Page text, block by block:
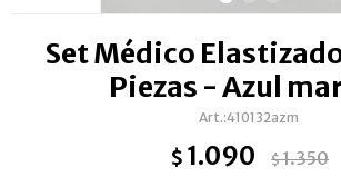
Set Médico
Piezas - Azul
410132azm
$ 1.090 $1.350